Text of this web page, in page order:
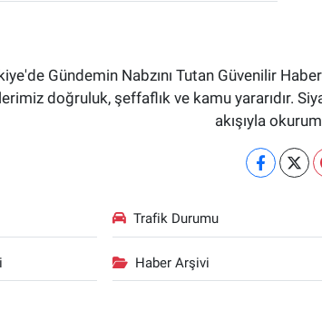
Gündemin Nabzını Tutan Güvenilir
doğruluk, şeffaflık ve kamu yararıdır.
akışıyla
Trafik Durumu
Haber Arşivi